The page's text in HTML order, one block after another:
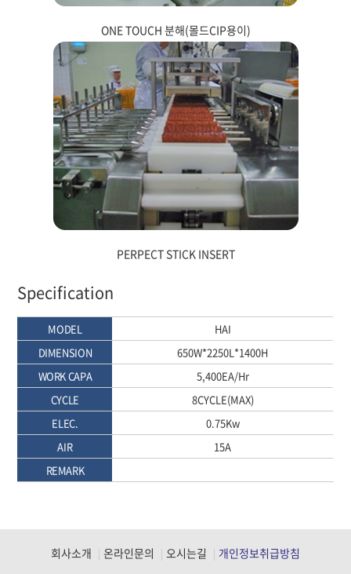
ONE TOUCH 분해(몰드CIP용이)
PERPECT STICK INSERT
Specification
MODEL
HAI
DIMENSION
650W*2250L*1400H
WORK CAPA
5,400EA/Hr
CYCLE
8CYCLE(MAX)
ELEC.
0.75Kw
AIR
15A
REMARK
회사소개 온라인문의 오시는길 개인정보취급방침